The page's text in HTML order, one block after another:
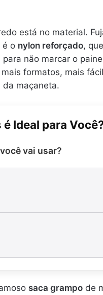
está no material.
é o nylon reforçado,
não marcar o
formatos, mais
da maçaneta.
Ideal para
vai usar?
saca grampo de